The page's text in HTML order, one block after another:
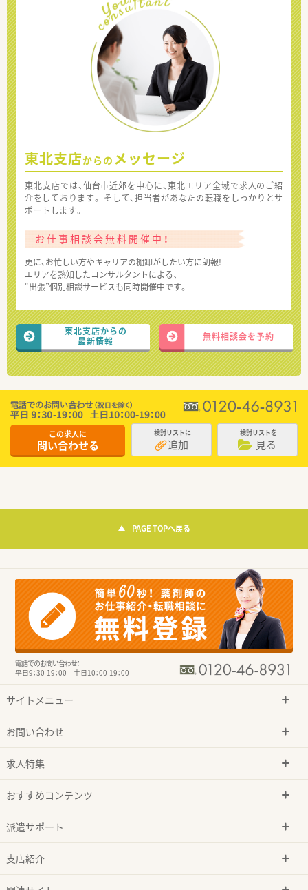
東北支店からの メッセージ
東北支店では、仙台市近郊を中心に、東北エリア全域で求人のご紹
介をしております。 そして、担当者があなたの転職をしっかりとサ
ポートします。
お仕事相談会無料開催中！
更に、お忙しい方やキャリアの棚卸がしたい方に朗報!
エリアを熟知したコンサルタントによる、
“出張”個別相談サービスも同時開催中です。
東北支店からの
最新情報
無料相談会を予約
この求人に
問い合わせる
検討リストに
追加
検討リストを
見る
PAGE TOPへ戻る
電話でのお問い合わせ：
平日9：30-19：00 土日10：00-19：00
サイトメニュー
お問い合わせ
求人特集
おすすめコンテンツ
派遣サポート
支店紹介